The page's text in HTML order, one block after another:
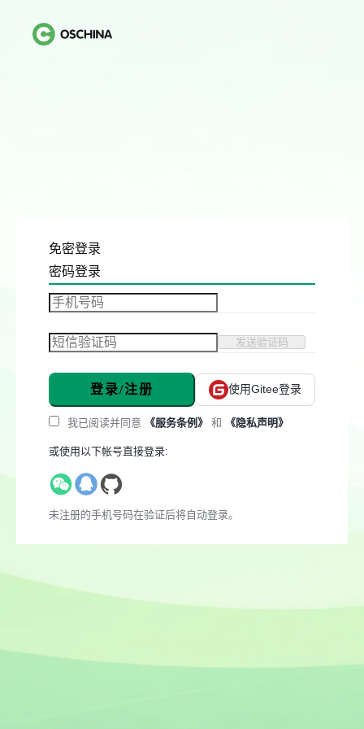
免密登录
密码登录
发送验证码
登录/注册 使用Gitee登录
我已阅读并同意 《服务条例》 和 《隐私声明》
或使用以下帐号直接登录:
未注册的手机号码在验证后将自动登录。